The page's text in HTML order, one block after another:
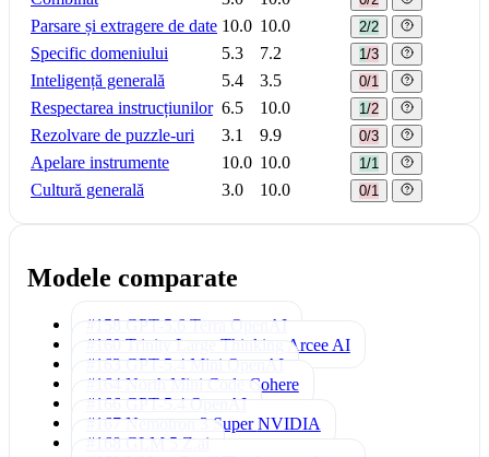
Parsare și extragere de date 10.0 10.0 2/2
Specific domeniului 5.3 7.2 1/3
Inteligență generală 5.4 3.5 0/1
Respectarea instrucțiunilor 6.5 10.0 1/2
Rezolvare de puzzle-uri 3.1 9.9 0/3
Apelare instrumente 10.0 10.0 1/1
Cultură generală 3.0 10.0 0/1
Modele comparate
#158 GPT-5.6 Terra
OpenAI
#160 Trinity Large Thinking
Arcee AI
#163 GPT-5.4 Mini OpenAI
#164 North Mini Code
Cohere
#166 GPT-5.4 OpenAI
#167 Nemotron 3 SuperNVIDIA
#168 GLM 5 Z.ai